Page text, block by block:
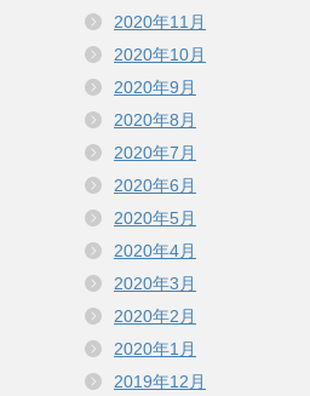
2020年11月
2020年10月
2020年9月
2020年8月
2020年7月
2020年6月
2020年5月
2020年4月
2020年3月
2020年2月
2020年1月
2019年12月